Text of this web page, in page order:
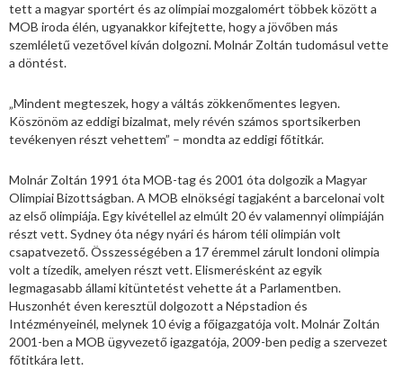
tett a magyar sportért és az olimpiai mozgalomért többek között a
MOB iroda élén, ugyanakkor kifejtette, hogy a jövőben más
szemléletű vezetővel kíván dolgozni. Molnár Zoltán tudomásul vette
a döntést.
„Mindent megteszek, hogy a váltás zökkenőmentes legyen.
Köszönöm az eddigi bizalmat, mely révén számos sportsikerben
tevékenyen részt vehettem” – mondta az eddigi főtitkár.
Molnár Zoltán 1991 óta MOB-tag és 2001 óta dolgozik a Magyar
Olimpiai Bizottságban. A MOB elnökségi tagjaként a barcelonai volt
az első olimpiája. Egy kivétellel az elmúlt 20 év valamennyi olimpiáján
részt vett. Sydney óta négy nyári és három téli olimpián volt
csapatvezető. Összességében a 17 éremmel zárult londoni olimpia
volt a tízedik, amelyen részt vett. Elismerésként az egyik
legmagasabb állami kitüntetést vehette át a Parlamentben.
Huszonhét éven keresztül dolgozott a Népstadion és
Intézményeinél, melynek 10 évig a főigazgatója volt. Molnár Zoltán
2001-ben a MOB ügyvezető igazgatója, 2009-ben pedig a szervezet
főtitkára lett.